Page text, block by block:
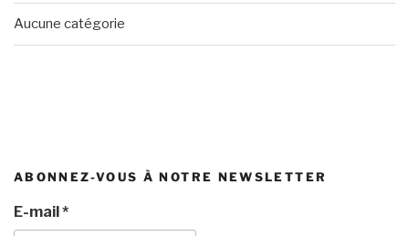
Aucune catégorie
ABONNEZ-VOUS À NOTRE NEWSLETTER
E-mail*